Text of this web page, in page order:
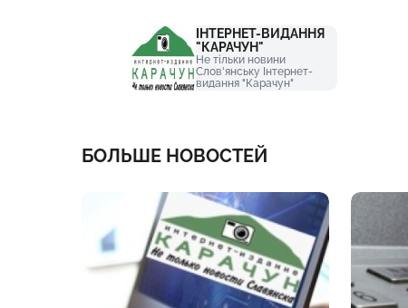
ІНТЕРНЕТ-ВИДАННЯ
"КАРАЧУН"
Не тільки новини
Слов'янську Інтернет-
видання "Карачун"
БОЛЬШЕ НОВОСТЕЙ